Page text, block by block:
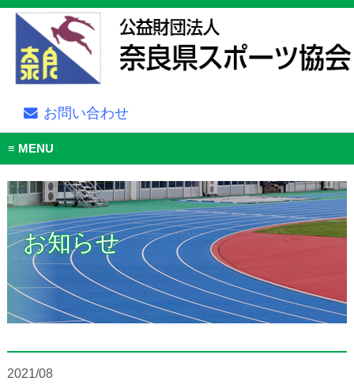
お問い合わせ
MENU
お知らせ
2021/08